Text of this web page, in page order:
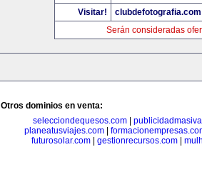
Visitar!
clubdefotografia.com
Serán consideradas
Otros dominios en venta:
selecciondequesos.com
planeatusviajes.com
futurosolar.com| gestionrecursos.com|